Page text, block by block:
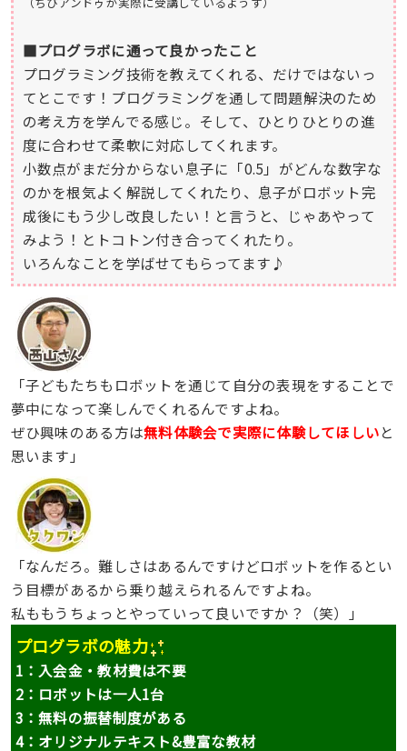
■プログラボに通って良かったこと
プログラミング技術を教えてくれる、だけではないっ
てとこです！プログラミングを通して問題解決のため
の考え方を学んでる感じ。そして、ひとりひとりの進
度に合わせて柔軟に対応してくれます。
小数点がまだ分からない息子に「0.5」がどんな数字な
のかを根気よく解説してくれたり、息子がロボット完
成後にもう少し改良したい！と言うと、じゃあやって
みよう！とトコトン付き合ってくれたり。
いろんなことを学ばせてもらってます♪
「子どもたちもロボットを通じて自分の表現をすることで
夢中になって楽しんでくれるんですよね。
ぜひ興味のある方は無料体験会で実際に体験してほしいと
思います」
「なんだろ。難しさはあるんですけどロボットを作るとい
う目標があるから乗り越えられるんですよね。
私ももうちょっとやっていって良いですか？（笑）」
プログラボの魅力
1：入会金・教材費は不要
2：ロボットは一人1台
3：無料の振替制度がある
4：オリジナルテキスト&豊富な教材